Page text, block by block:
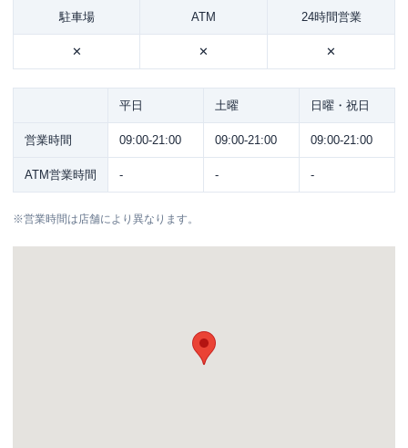
駐車場 ATM 24時間営業
✕ ✕ ✕
平日 土曜 日曜・祝日
営業時間 09:00-21:00 09:00-21:00 09:00-21:00
ATM営業時間 - - -
※営業時間は店舗により異なります。